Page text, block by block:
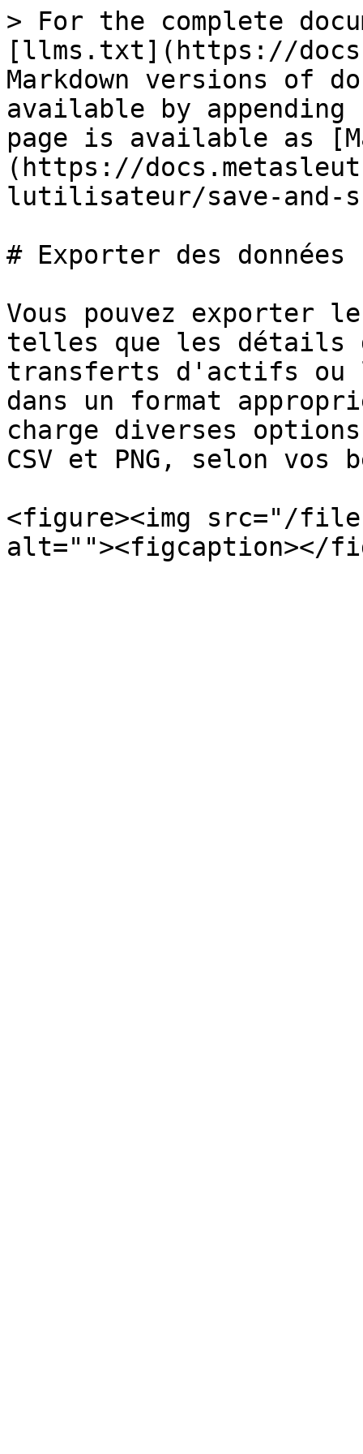
> For the complete
[llms.txt](https://
Markdown versions of
available by
page is available as
(https://
lutilisateur/save-and-
# Exporter des données
Vous pouvez exporter
telles que les détails
transferts d'actifs ou
dans un format
charge diverses
CSV et PNG, selon vos
<figure><img src="/files/